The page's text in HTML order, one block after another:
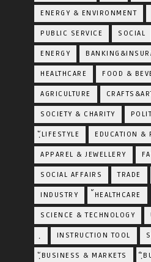
ENERGY & ENVIRONMENT
PUBLIC SERVICE SOCIAL
ENERGY
HEALTHCARE FOOD &
AGRICULTURE
SOCIETY & CHARITY
ฺัLIFESTYLE EDUCATION &
APPAREL & JEWELLERY
SOCIAL AFFAIRS TRADE
INDUSTRY ้HEALTHCARE
SCIENCE & TECHNOLOGY
INSTRUCTION TOOL
ฺัBUSINESS & MARKETS